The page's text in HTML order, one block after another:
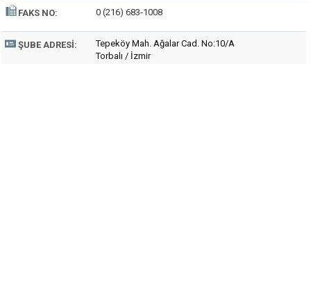
FAKS NO: 0 (216) 683-1008
ŞUBE ADRESI:
Tepeköy Mah. Ağalar Cad. No:10/A
Torbalı / İzmir